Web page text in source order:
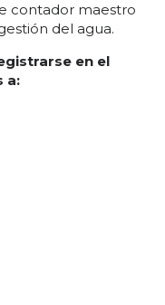
contador maestro
del agua.
en el
a: